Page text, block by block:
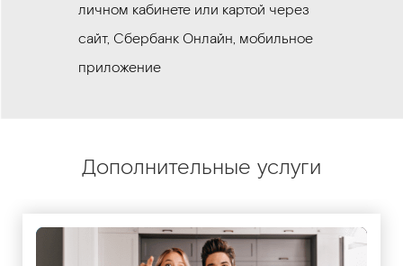
личном кабинете или картой через
сайт, Сбербанк Онлайн, мобильное
приложение
Дополнительные услуги